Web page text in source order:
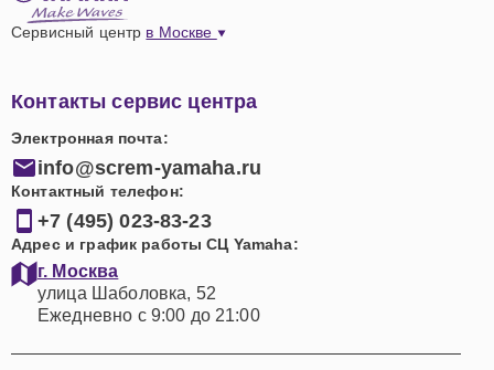
Сервисный центр в Москве
Контакты сервис центра
Электронная почта:
info@screm-yamaha.ru
Контактный телефон:
+7 (495) 023-83-23
Адрес и график работы СЦ Yamaha:
г. Москва
улица Шаболовка, 52
Ежедневно с 9:00 до 21:00